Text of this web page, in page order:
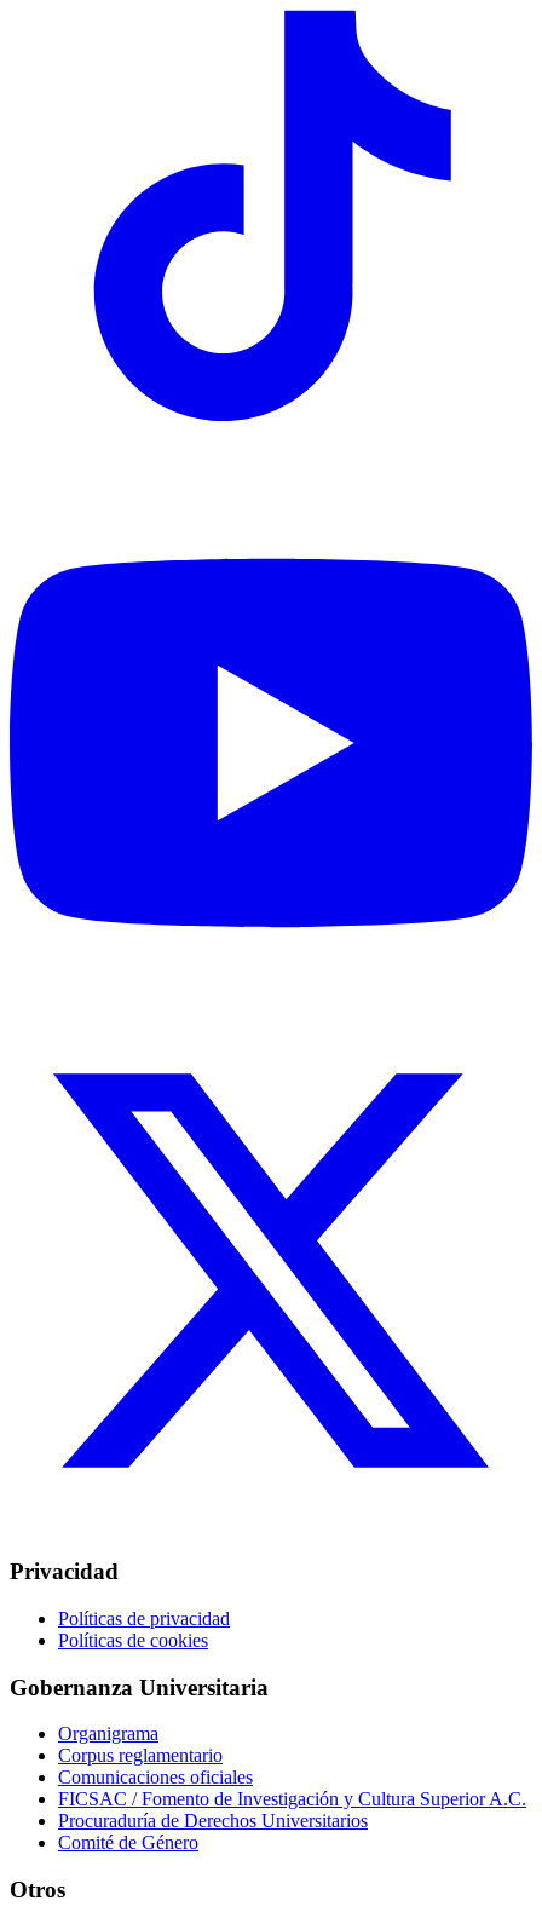
Privacidad
Políticas de privacidad
Políticas de cookies
Gobernanza Universitaria
Organigrama
Corpus reglamentario
Comunicaciones oficiales
FICSAC / Fomento de Investigación y Cultura Superior A.C.
Procuraduría de Derechos Universitarios
Comité de Género
Otros